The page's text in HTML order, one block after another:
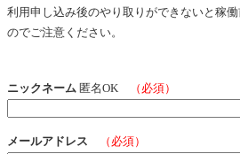
利用申し込み後のやり取りができないと稼
のでご注意ください。
ニックネーム 匿名OK （必須）
メールアドレス （必須）